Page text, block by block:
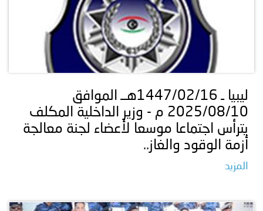
ليبيا ـ 1447/02/16هــ الموافق
2025/08/10 م - وزير الداخلية المكلف
يترأس اجتماعا موسعا لأعضاء لجنة معالجة
أزمة الوقود والغاز..
المزيد